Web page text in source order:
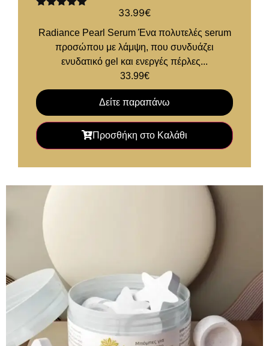
5
33.99€
Radiance Pearl Serum Ένα πολυτελές serum
προσώπου με λάμψη, που συνδυάζει
ενυδατικό gel και ενεργές πέρλες...
33.99€
Δείτε παραπάνω
Προσθήκη στο Καλάθι